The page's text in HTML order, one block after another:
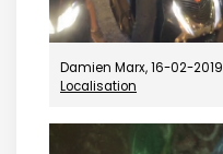
Damien Marx, 16-02-2019
Localisation